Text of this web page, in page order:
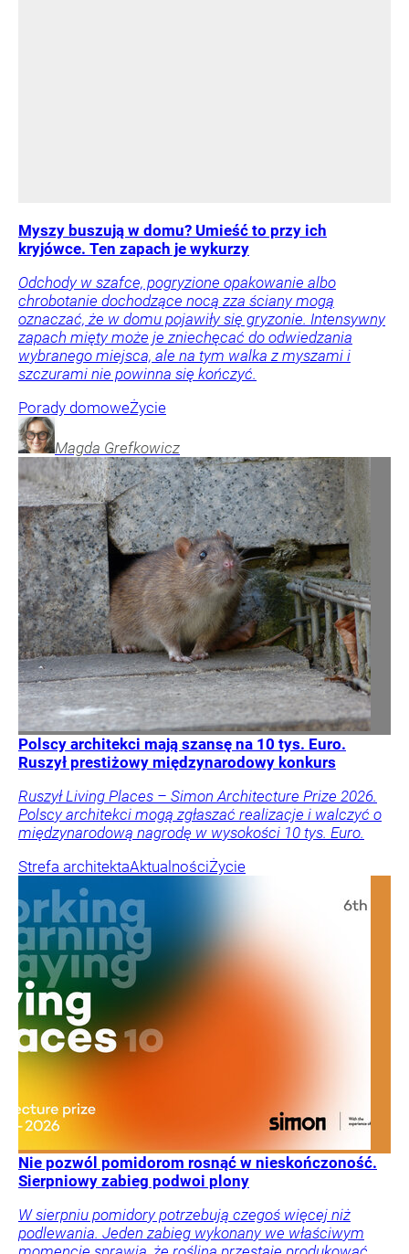
Myszy buszują w domu? Umieść to przy ich
kryjówce. Ten zapach je wykurzy
Odchody w szafce, pogryzione opakowanie albo
chrobotanie dochodzące nocą zza ściany mogą
oznaczać, że w domu pojawiły się gryzonie. Intensywny
zapach mięty może je zniechęcać do odwiedzania
wybranego miejsca, ale na tym walka z myszami i
szczurami nie powinna się kończyć.
Porady domoweŻycie
Magda Grefkowicz
Polscy architekci mają szansę na 10 tys. Euro.
Ruszył prestiżowy międzynarodowy konkurs
Ruszył Living Places – Simon Architecture Prize 2026.
Polscy architekci mogą zgłaszać realizacje i walczyć o
międzynarodową nagrodę w wysokości 10 tys. Euro.
Strefa architektaAktualnościŻycie
Nie pozwól pomidorom rosnąć w nieskończoność.
Sierpniowy zabieg podwoi plony
W sierpniu pomidory potrzebują czegoś więcej niż
podlewania. Jeden zabieg wykonany we właściwym